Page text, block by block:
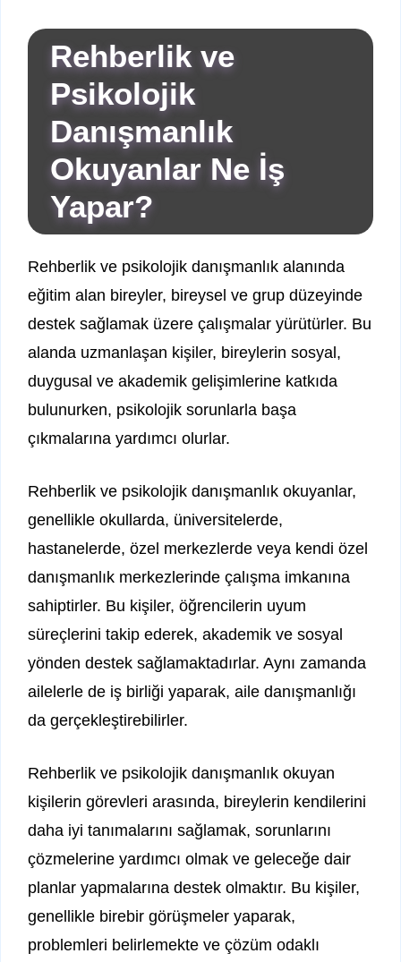
Rehberlik ve
Psikolojik
Danışmanlık
Okuyanlar Ne İş
Yapar?
Rehberlik ve psikolojik danışmanlık alanında
eğitim alan bireyler, bireysel ve grup düzeyinde
destek sağlamak üzere çalışmalar yürütürler. Bu
alanda uzmanlaşan kişiler, bireylerin sosyal,
duygusal ve akademik gelişimlerine katkıda
bulunurken, psikolojik sorunlarla başa
çıkmalarına yardımcı olurlar.
Rehberlik ve psikolojik danışmanlık okuyanlar,
genellikle okullarda, üniversitelerde,
hastanelerde, özel merkezlerde veya kendi özel
danışmanlık merkezlerinde çalışma imkanına
sahiptirler. Bu kişiler, öğrencilerin uyum
süreçlerini takip ederek, akademik ve sosyal
yönden destek sağlamaktadırlar. Aynı zamanda
ailelerle de iş birliği yaparak, aile danışmanlığı
da gerçekleştirebilirler.
Rehberlik ve psikolojik danışmanlık okuyan
kişilerin görevleri arasında, bireylerin kendilerini
daha iyi tanımalarını sağlamak, sorunlarını
çözmelerine yardımcı olmak ve geleceğe dair
planlar yapmalarına destek olmaktır. Bu kişiler,
genellikle birebir görüşmeler yaparak,
problemleri belirlemekte ve çözüm odaklı